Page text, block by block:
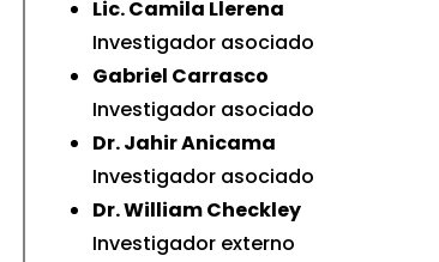
Lic. Camila Llerena
Investigador asociado
Gabriel Carrasco
Investigador asociado
Dr. Jahir Anicama
Investigador asociado
Dr. William Checkley
Investigador externo
Research